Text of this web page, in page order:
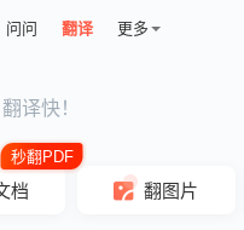
问问 翻译 更多
译快！
档 翻图片